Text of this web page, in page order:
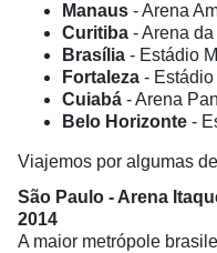
Manaus - Arena
Curitiba - Arena
Brasília - Estádio
Fortaleza -
Cuiabá - Arena
Belo Horizonte -
Viajemos por algumas
São Paulo - Arena
2014
A maior metrópole